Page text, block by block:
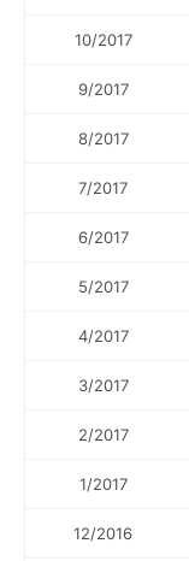
10/2017
9/2017
8/2017
7/2017
6/2017
5/2017
4/2017
3/2017
2/2017
1/2017
12/2016